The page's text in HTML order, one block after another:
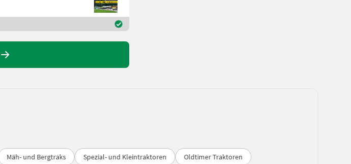
Mäh- und Bergtraks Spezial- und Kleintraktoren Oldtimer Traktoren